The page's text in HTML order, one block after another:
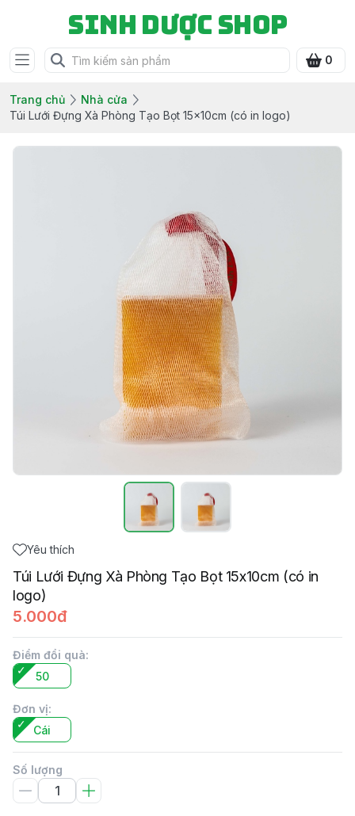
Sinh Dược Shop
0
Trang chủ
Nhà cửa
Túi Lưới Đựng Xà Phòng Tạo Bọt 15x10cm (có in logo)
Yêu thích
Túi Lưới Đựng Xà Phòng Tạo Bọt 15x10cm (có in
logo)
5.000đ
Điểm đổi quà:
50
Đơn vị:
Cái
Số lượng